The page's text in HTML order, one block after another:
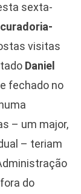
sexta-
visitas
Daniel
fechado no
– um major,
– teriam
do